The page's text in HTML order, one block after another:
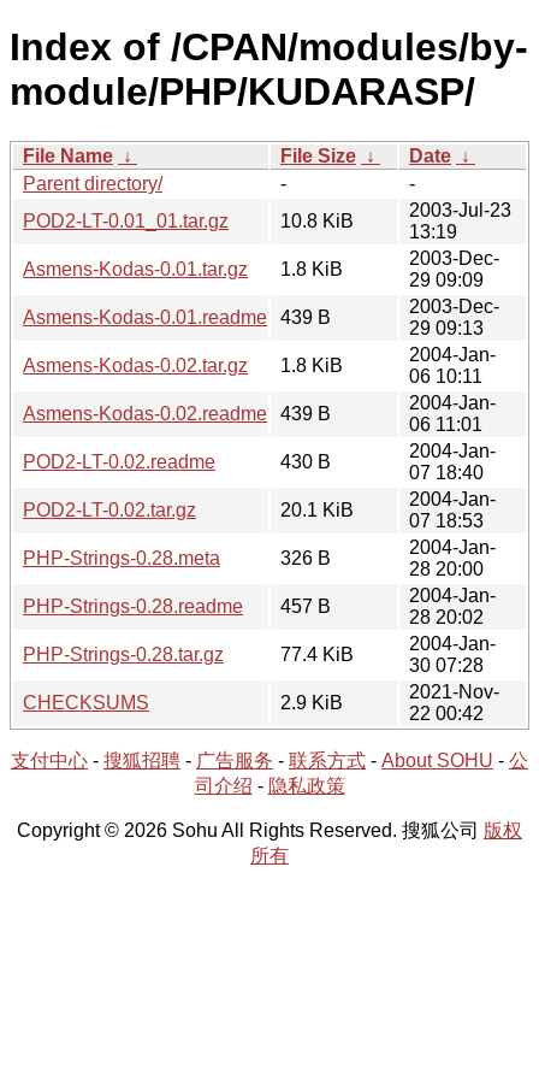
Index of /CPAN/modules/by-
module/PHP/KUDARASP/
File Name ↓ File Size ↓ Date ↓
Parent directory/
-
-
POD2-LT-0.01_01.tar.gz
10.8 KiB
2003-Jul-23
13:19
Asmens-Kodas-0.01.tar.gz
1.8 KiB
2003-Dec-
29 09:09
Asmens-Kodas-0.01.readme
439 B
2003-Dec-
29 09:13
Asmens-Kodas-0.02.tar.gz
1.8 KiB
2004-Jan-
06 10:11
Asmens-Kodas-0.02.readme
439 B
2004-Jan-
06 11:01
POD2-LT-0.02.readme
430 B
2004-Jan-
07 18:40
POD2-LT-0.02.tar.gz
20.1 KiB
2004-Jan-
07 18:53
PHP-Strings-0.28.meta
326 B
2004-Jan-
28 20:00
PHP-Strings-0.28.readme
457 B
2004-Jan-
28 20:02
PHP-Strings-0.28.tar.gz
77.4 KiB
2004-Jan-
30 07:28
CHECKSUMS
2.9 KiB
2021-Nov-
22 00:42
支付中心 - 搜狐招聘 - 广告服务 - 联系方式 - About SOHU - 公
司介绍 - 隐私政策
Copyright © 2026 Sohu All Rights Reserved. 搜狐公司 版权
所有